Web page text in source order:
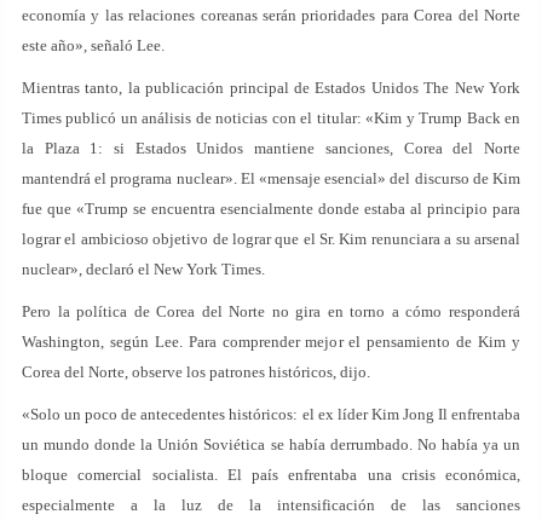
economía y las relaciones coreanas serán prioridades para Corea del Norte
este año», señaló Lee.
Mientras tanto, la publicación principal de Estados Unidos The New York
Times publicó un análisis de noticias con el titular: «Kim y Trump Back en
la Plaza 1: si Estados Unidos mantiene sanciones, Corea del Norte
mantendrá el programa nuclear». El «mensaje esencial» del discurso de Kim
fue que «Trump se encuentra esencialmente donde estaba al principio para
lograr el ambicioso objetivo de lograr que el Sr. Kim renunciara a su arsenal
nuclear», declaró el New York Times.
Pero la política de Corea del Norte no gira en torno a cómo responderá
Washington, según Lee. Para comprender mejor el pensamiento de Kim y
Corea del Norte, observe los patrones históricos, dijo.
«Solo un poco de antecedentes históricos: el ex líder Kim Jong Il enfrentaba
un mundo donde la Unión Soviética se había derrumbado. No había ya un
bloque comercial socialista. El país enfrentaba una crisis económica,
especialmente a la luz de la intensificación de las sanciones